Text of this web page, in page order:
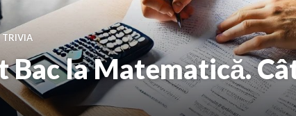
TRIVIA
Bac la Matematică.